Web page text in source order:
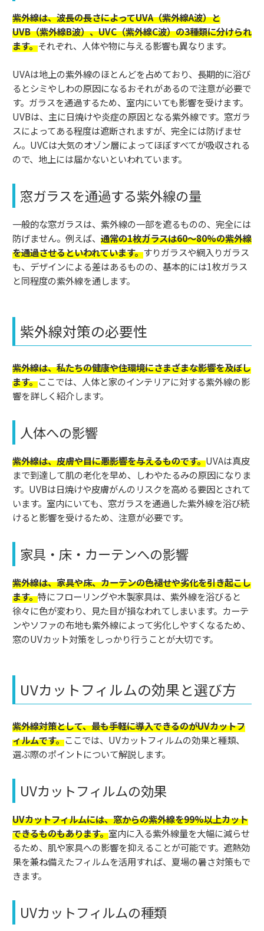
紫外線は、波長の長さによってUVA（紫外線A波）と
UVB（紫外線B波）、UVC（紫外線C波）の3種類に分けられ
ます。それぞれ、人体や物に与える影響も異なります。
UVAは地上の紫外線のほとんどを占めており、長期的に浴び
るとシミやしわの原因になるおそれがあるので注意が必要で
す。ガラスを通過するため、室内にいても影響を受けます。
UVBは、主に日焼けや炎症の原因となる紫外線です。窓ガラ
スによってある程度は遮断されますが、完全には防げませ
ん。UVCは大気のオゾン層によってほぼすべてが吸収される
ので、地上には届かないといわれています。
窓ガラスを通過する紫外線の量
一般的な窓ガラスは、紫外線の一部を遮るものの、完全には
防げません。例えば、 通常の1枚ガラスは60～80%の紫外線
を通過させるといわれています。すりガラスや網入りガラス
も、デザインによる差はあるものの、基本的には1枚ガラス
と同程度の紫外線を通します。
紫外線対策の必要性
紫外線は、私たちの健康や住環境にさまざまな影響を及ぼし
ます。ここでは、人体と家のインテリアに対する紫外線の影
響を詳しく紹介します。
人体への影響
紫外線は、皮膚や目に悪影響を与えるものです。UVAは真皮
まで到達して肌の老化を早め、しわやたるみの原因になりま
す。UVBは日焼けや皮膚がんのリスクを高める要因とされて
います。室内にいても、窓ガラスを通過した紫外線を浴び続
けると影響を受けるため、注意が必要です。
家具・床・カーテンへの影響
紫外線は、家具や床、カーテンの色褪せや劣化を引き起こし
ます。特にフローリングや木製家具は、紫外線を浴びると
徐々に色が変わり、見た目が損なわれてしまいます。カーテ
ンやソファの布地も紫外線によって劣化しやすくなるため、
窓のUVカット対策をしっかり行うことが大切です。
UVカットフィルムの効果と選び方
紫外線対策として、最も手軽に導入できるのがUVカットフ
ィルムです。ここでは、UVカットフィルムの効果と種類、
選ぶ際のポイントについて解説します。
UVカットフィルムの効果
UVカットフィルムには、窓からの紫外線を99%以上カット
できるものもあります。室内に入る紫外線量を大幅に減らせ
るため、肌や家具への影響を抑えることが可能です。遮熱効
果を兼ね備えたフィルムを活用すれば、夏場の暑さ対策もで
きます。
UVカットフィルムの種類